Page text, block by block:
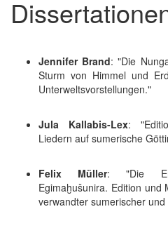
Jennifer Brand: "Die
Sturm von Himmel und
Unterweltsvorstellungen."
Jula Kallabis-Lex:
Liedern auf sumerische
Felix Müller: "Die
Egimaḫušunira. Edition und
verwandter sumerischer